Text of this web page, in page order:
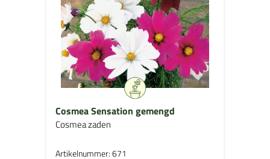
Cosmea Sensation gemengd
Cosmea zaden
Artikelnummer: 671